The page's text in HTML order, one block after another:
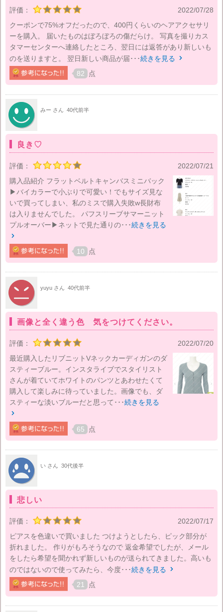
評価：
2022/07/28
クーポンで75%オフだったので、400円くらいのヘアアクセサリ
ーを購入。 届いたものはぼろぼろの傷だらけ。 写真を撮りカス
タマーセンターへ連絡したところ、翌日には返答があり新しいも
のを送りますと。 翌日新しい商品が届･･･続きを見る 
82 点
みー さん 40代前半
良き♡
評価：
2022/07/21
購入品紹介 フラットベルトキャンバスミニバック
▶バイカラーで小ぶりで可愛い！でもサイズ見な
いで買ってしまい、私のミスで購入失敗w長財布
は入りませんでした。 パフスリーブサマーニット
プルオーバー▶ネットで見た通りの･･･続きを見る

10 点
yuyu さん 40代前半
画像と全く違う色 気をつけてください。
評価：
2022/07/20
最近購入したリブニットVネックカーディガンのダ
スティーブルー。インスタライブでスタイリスト
さんが着ていてホワイトのパンツとあわせたくて
購入して楽しみに待っていました。画像でも、ダ
スティーな淡いブルーだと思って･･･続きを見る

65 点
い さん 30代後半
悲しい
評価：
2022/07/17
ピアスを色違いで買いました つけようとしたら、ピック部分が
折れました。 作りがもろそうなので 返金希望でしたが、メール
をしたら希望を聞かれず新しいものが送られてきました。高いも
のではないので使ってみたら、今度･･･続きを見る 
21 点